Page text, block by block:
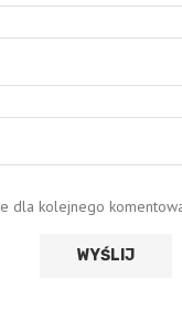
dla kolejnego